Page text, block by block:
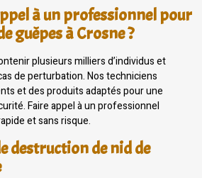
à un professionnel pour
guêpes à Crosne ?
plusieurs milliers d’individus et
de perturbation. Nos techniciens
et des produits adaptés pour une
Faire appel à un professionnel
et sans risque.
destruction de nid de